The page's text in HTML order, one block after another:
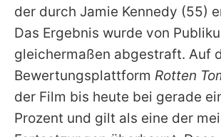
der durch Jamie Kennedy (55)
Das Ergebnis wurde von
gleichermaßen abgestraft. Auf
Bewertungsplattform Rotten
der Film bis heute bei gerade
Prozent und gilt als eine der